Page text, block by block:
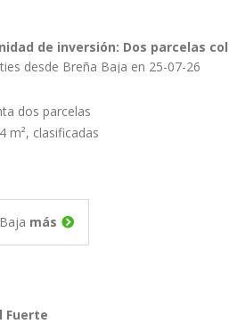
de inversión: Dos parcelas
desde Breña Baja en 25-07-26
dos parcelas
m², clasificadas
más
Fuerte